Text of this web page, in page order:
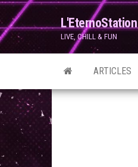
Skip
to
the
content
L'EternoStation
LIVE, CHILL & FUN
ARTICLES